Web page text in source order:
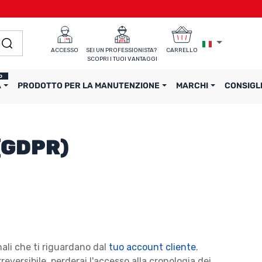
ACCESSO
SEI UN PROFESSIONISTA?
SCOPRI I TUOI VANTAGGI
CARRELLO
PRODOTTO PER LA MANUTENZIONE MARCHI
che ti riguardano dal tuo account cliente.